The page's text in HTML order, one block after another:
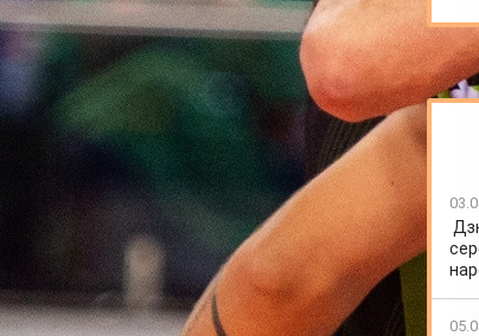
удалось создать проблемы